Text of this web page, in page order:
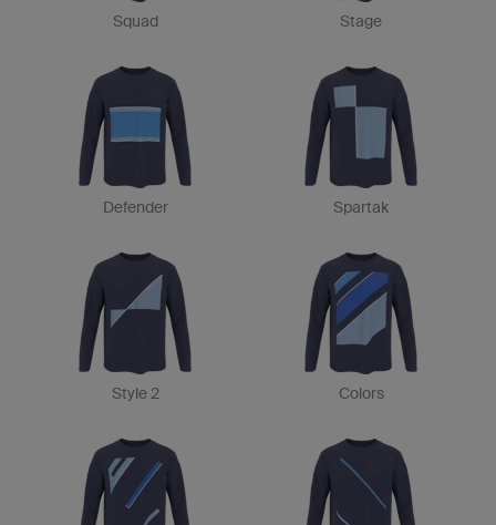
Squad Stage
Defender Spartak
Style 2 Colors